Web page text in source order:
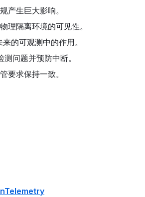
产生巨大影响。
理隔离环境的可见性。
的可观测中的作用。
问题并预防中断。
要求保持一致。